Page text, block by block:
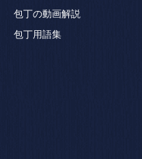
包丁の動画解説
包丁用語集